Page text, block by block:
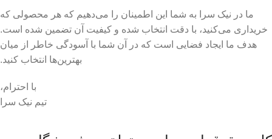
ما در نیک سرا به شما این اطمینان را می‌دهیم که هر محصولی که
خریداری می‌کنید، با دقت انتخاب شده و کیفیت آن تضمین شده است.
هدف ما ایجاد فضایی است که در آن شما با آسودگی خاطر از میان
بهترین‌ها انتخاب کنید.
با احترام،
تیم نیک سرا